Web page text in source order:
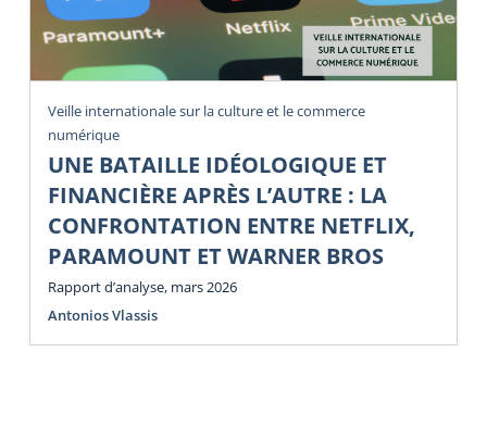
Veille internationale sur la culture et le commerce
numérique
UNE BATAILLE IDÉOLOGIQUE ET
FINANCIÈRE APRÈS L’AUTRE : LA
CONFRONTATION ENTRE NETFLIX,
PARAMOUNT ET WARNER BROS
Rapport d’analyse, mars 2026
Antonios Vlassis